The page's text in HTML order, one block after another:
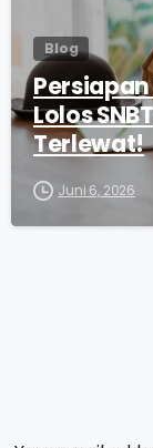
Blog
Lolos
Terlewat!
Juni 6, 2026